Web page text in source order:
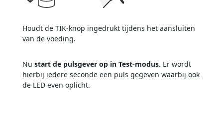
Houdt de TIK-knop ingedrukt tijdens het aansluiten
van de voeding.
Nu start de pulsgever op in Test-modus. Er wordt
hierbij iedere seconde een puls gegeven waarbij ook
de LED even oplicht.